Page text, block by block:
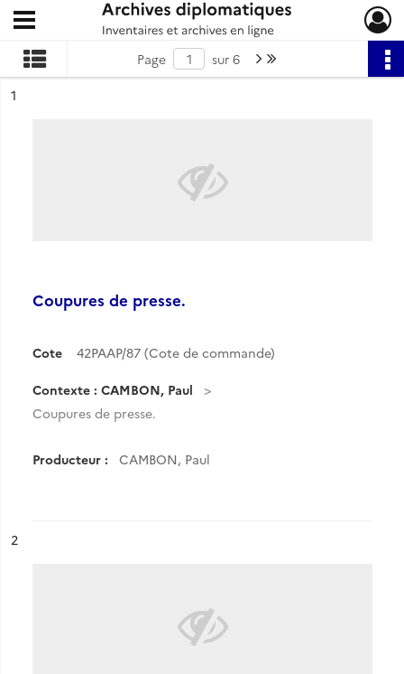
Archives diplomatiques
Ouvrir le menu déroulant
Page sur 6 Page suivante : 1/6
n°
1
Coupures de presse.
Cote 42PAAP/87 (Cote de commande)
Contexte : CAMBON, Paul
Coupures de presse.
Producteur : CAMBON, Paul
n°
2